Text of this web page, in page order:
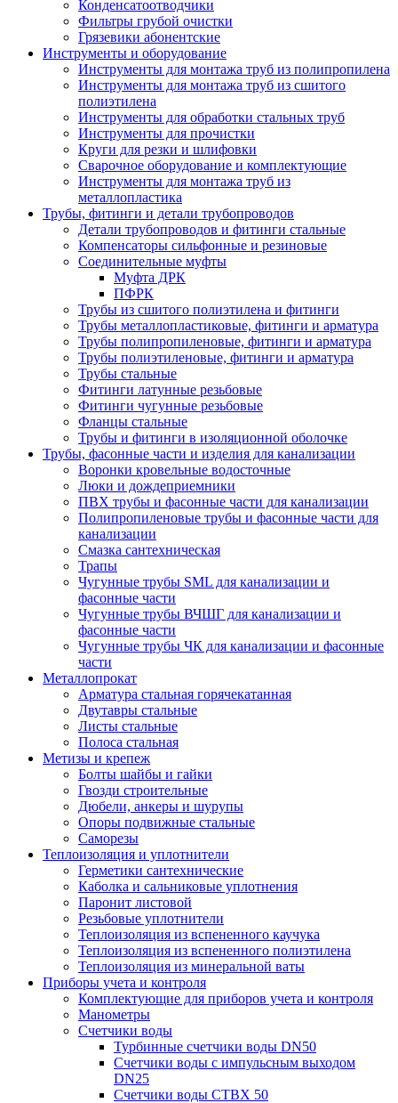
Конденсатоотводчики
Фильтры грубой очистки
Грязевики абонентские
Инструменты и оборудование
Инструменты для монтажа труб из полипропилена
Инструменты для монтажа труб из сшитого
полиэтилена
Инструменты для обработки стальных труб
Инструменты для прочистки
Круги для резки и шлифовки
Сварочное оборудование и комплектующие
Инструменты для монтажа труб из
металлопластика
Трубы, фитинги и детали трубопроводов
Детали трубопроводов и фитинги стальные
Компенсаторы сильфонные и резиновые
Соединительные муфты
Муфта ДРК
ПФРК
Трубы из сшитого полиэтилена и фитинги
Трубы металлопластиковые, фитинги и арматура
Трубы полипропиленовые, фитинги и арматура
Трубы полиэтиленовые, фитинги и арматура
Трубы стальные
Фитинги латунные резьбовые
Фитинги чугунные резьбовые
Фланцы стальные
Трубы и фитинги в изоляционной оболочке
Трубы, фасонные части и изделия для канализации
Воронки кровельные водосточные
Люки и дождеприемники
ПВХ трубы и фасонные части для канализации
Полипропиленовые трубы и фасонные части для
канализации
Смазка сантехническая
Трапы
Чугунные трубы SML для канализации и
фасонные части
Чугунные трубы ВЧШГ для канализации и
фасонные части
Чугунные трубы ЧК для канализации и фасонные
части
Металлопрокат
Арматура стальная горячекатанная
Двутавры стальные
Листы стальные
Полоса стальная
Метизы и крепеж
Болты шайбы и гайки
Гвозди строительные
Дюбели, анкеры и шурупы
Опоры подвижные стальные
Саморезы
Теплоизоляция и уплотнители
Герметики сантехнические
Каболка и сальниковые уплотнения
Паронит листовой
Резьбовые уплотнители
Теплоизоляция из вспененного каучука
Теплоизоляция из вспененного полиэтилена
Теплоизоляция из минеральной ваты
Приборы учета и контроля
Комплектующие для приборов учета и контроля
Манометры
Счетчики воды
Турбинные счетчики воды DN50
Счетчики воды с импульсным выходом
DN25
Счетчики воды СТВХ 50